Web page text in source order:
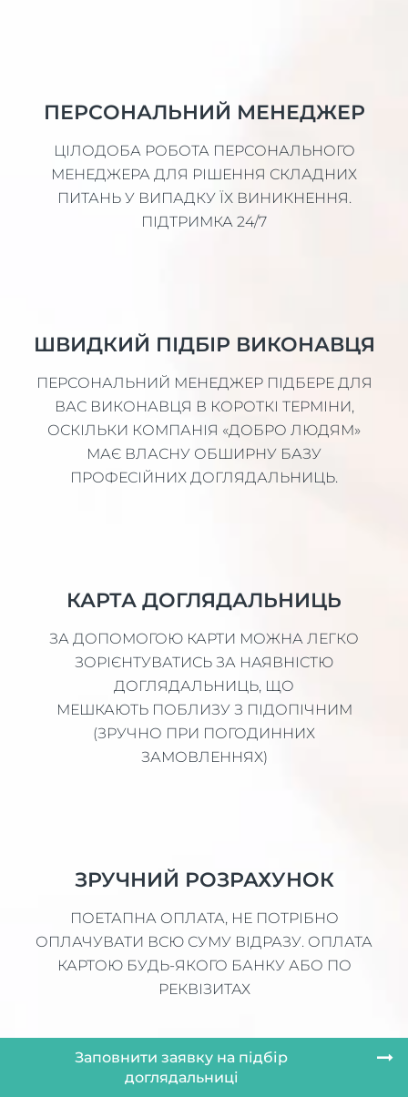
ПЕРСОНАЛЬНИЙ МЕНЕДЖЕР
ЦІЛОДОБА РОБОТА ПЕРСОНАЛЬНОГО
МЕНЕДЖЕРА ДЛЯ РІШЕННЯ СКЛАДНИХ
ПИТАНЬ У ВИПАДКУ ЇХ ВИНИКНЕННЯ.
ПІДТРИМКА 24/7
ШВИДКИЙ ПІДБІР ВИКОНАВЦЯ
ПЕРСОНАЛЬНИЙ МЕНЕДЖЕР ПІДБЕРЕ ДЛЯ
ВАС ВИКОНАВЦЯ В КОРОТКІ ТЕРМІНИ,
ОСКІЛЬКИ КОМПАНІЯ «ДОБРО ЛЮДЯМ»
МАЄ ВЛАСНУ ОБШИРНУ БАЗУ
ПРОФЕСІЙНИХ ДОГЛЯДАЛЬНИЦЬ.
КАРТА ДОГЛЯДАЛЬНИЦЬ
ЗА ДОПОМОГОЮ КАРТИ МОЖНА ЛЕГКО
ЗОРІЄНТУВАТИСЬ ЗА НАЯВНІСТЮ
ДОГЛЯДАЛЬНИЦЬ, ЩО
МЕШКАЮТЬ ПОБЛИЗУ З ПІДОПІЧНИМ
(ЗРУЧНО ПРИ ПОГОДИННИХ
ЗАМОВЛЕННЯХ)
ЗРУЧНИЙ РОЗРАХУНОК
ПОЕТАПНА ОПЛАТА, НЕ ПОТРІБНО
ОПЛАЧУВАТИ ВСЮ СУМУ ВІДРАЗУ. ОПЛАТА
КАРТОЮ БУДЬ-ЯКОГО БАНКУ АБО ПО
РЕКВІЗИТАХ
Заповнити заявку на підбір
доглядальниці